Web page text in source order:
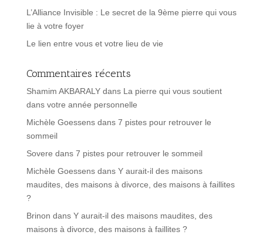
L’Alliance Invisible : Le secret de la 9ème pierre qui vous
lie à votre foyer
Le lien entre vous et votre lieu de vie
Commentaires récents
Shamim AKBARALYdans La pierre qui vous soutient
dans votre année personnelle
Michèle Goessensdans 7 pistes pour retrouver le
sommeil
Sovere dans 7 pistes pour retrouver le sommeil
Michèle Goessensdans Y aurait-il des maisons
maudites, des maisons à divorce, des maisons à faillites
?
Brinon dans Y aurait-il des maisons maudites, des
maisons à divorce, des maisons à faillites ?